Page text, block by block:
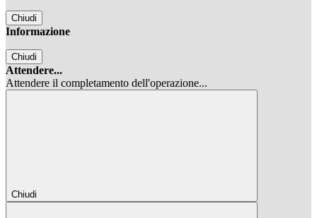
Chiudi
Informazione
Chiudi
Attendere...
Attendere il completamento dell'operazione...
Chiudi